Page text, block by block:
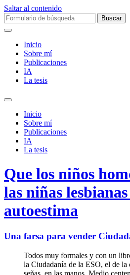
Saltar al contenido
Buscar:
Inicio
Sobre mí­
Publicaciones
IA
La tesis
Alternar
campo
búsqueda
Inicio
Sobre mí­
Publicaciones
IA
La tesis
Que los niños
las niñas
autoestima
Una farsa para vender
Todos muy formales y con un
la Ciudadanía de la ESO, el de la
señas, en las manos. Medio